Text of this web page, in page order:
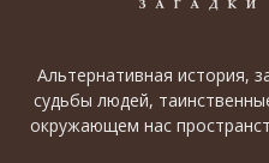
Альтернативная история,
судьбы людей,
окружающем нас